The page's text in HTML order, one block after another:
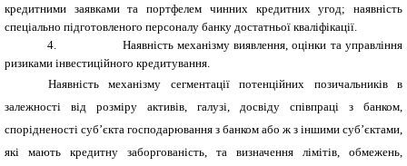
кредитними заявками та портфелем чинних кредитних угод; наявність
спеціально підготовленого персоналу банку достатньої кваліфікації.
4.
Наявність механізму виявлення, оцінки та управління
ризиками інвестиційного кредитування.
Наявність механізму сегментації потенційних позичальників в
залежності від розміру активів, галузі, досвіду співпраці з банком,
спорідненості суб’єкта господарювання з банком або ж з іншими суб’єктами,
які мають кредитну заборгованість, та визначення лімітів, обмежень,